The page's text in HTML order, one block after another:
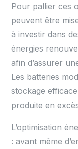
Pour pallier ces
peuvent être
à investir dans
énergies
afin d’assurer
Les batteries
stockage
produite en
L’optimisation
: avant même